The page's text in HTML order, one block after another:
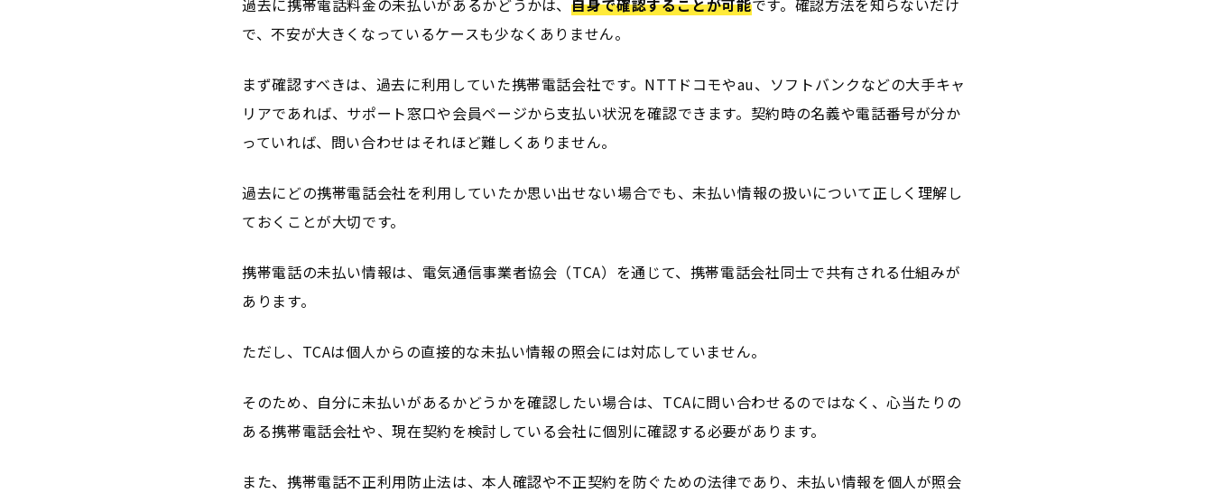
過去に携帯電話料金の未払いがあるかどうかは、自身で確認することが可能です。確認方法を知らないだけ
で、不安が大きくなっているケースも少なくありません。
まず確認すべきは、過去に利用していた携帯電話会社です。NTTドコモやau、ソフトバンクなどの大手キャ
リアであれば、サポート窓口や会員ページから支払い状況を確認できます。契約時の名義や電話番号が分か
っていれば、問い合わせはそれほど難しくありません。
過去にどの携帯電話会社を利用していたか思い出せない場合でも、未払い情報の扱いについて正しく理解し
ておくことが大切です。
携帯電話の未払い情報は、電気通信事業者協会（TCA）を通じて、携帯電話会社同士で共有される仕組みが
あります。
ただし、TCAは個人からの直接的な未払い情報の照会には対応していません。
そのため、自分に未払いがあるかどうかを確認したい場合は、TCAに問い合わせるのではなく、心当たりの
ある携帯電話会社や、現在契約を検討している会社に個別に確認する必要があります。
また、携帯電話不正利用防止法は、本人確認や不正契約を防ぐための法律であり、未払い情報を個人が照会